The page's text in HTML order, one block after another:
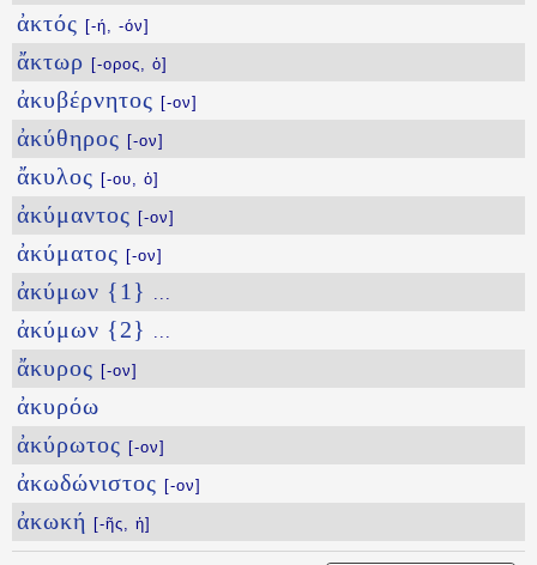
ἀκτός [-ή, -όν]
ἄκτωρ [-ορος, ὁ]
ἀκυβέρνητος [-ον]
ἀκύθηρος [-ον]
ἄκυλος [-ου, ὁ]
ἀκύμαντος [-ον]
ἀκύματος [-ον]
ἀκύμων {1} ...
ἀκύμων {2} ...
ἄκυρος [-ον]
ἀκυρόω
ἀκύρωτος [-ον]
ἀκωδώνιστος [-ον]
ἀκωκή [-ῆς, ἡ]